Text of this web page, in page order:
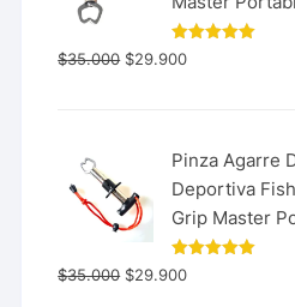
Valorado
con
$35.000 $29.900
Pinza Agarre
Deportiva
Grip Master
Valorado
con
$35.000 $29.900